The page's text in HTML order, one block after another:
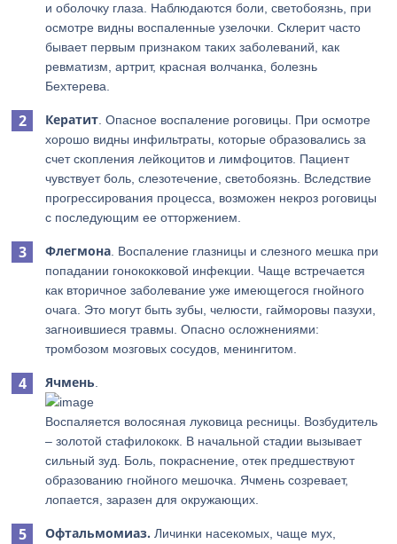
и оболочку глаза. Наблюдаются боли, светобоязнь, при
осмотре видны воспаленные узелочки. Склерит часто
бывает первым признаком таких заболеваний, как
ревматизм, артрит, красная волчанка, болезнь
Бехтерева.
Кератит . Опасное воспаление роговицы. При осмотре
хорошо видны инфильтраты, которые образовались за
счет скопления лейкоцитов и лимфоцитов. Пациент
чувствует боль, слезотечение, светобоязнь. Вследствие
прогрессирования процесса, возможен некроз роговицы
с последующим ее отторжением.
Флегмона . Воспаление глазницы и слезного мешка при
попадании гонококковой инфекции. Чаще встречается
как вторичное заболевание уже имеющегося гнойного
очага. Это могут быть зубы, челюсти, гайморовы пазухи,
загноившиеся травмы. Опасно осложнениями:
тромбозом мозговых сосудов, менингитом.
Ячмень
Воспаляется волосяная луковица ресницы. Возбудитель
– золотой стафилококк. В начальной стадии вызывает
сильный зуд. Боль, покраснение, отек предшествуют
образованию гнойного мешочка. Ячмень созревает,
лопается, заразен для окружающих.
Офтальмомиаз. Личинки насекомых, чаще мух,